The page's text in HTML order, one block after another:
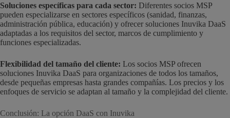
Soluciones específicas para cada sector: Diferentes socios MSP
pueden especializarse en sectores específicos (sanidad, finanzas,
administración pública, educación) y ofrecer soluciones Inuvika DaaS
adaptadas a los requisitos del sector, marcos de cumplimiento y
funciones especializadas.
Flexibilidad del tamaño del cliente: Los socios MSP ofrecen
soluciones Inuvika DaaS para organizaciones de todos los tamaños,
desde pequeñas empresas hasta grandes compañías. Los precios y los
enfoques de servicio se adaptan al tamaño y la complejidad del cliente.
Conclusión: La opción DaaS con Inuvika